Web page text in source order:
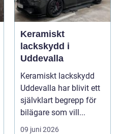
Keramiskt
lackskydd i
Uddevalla
Keramiskt lackskydd
Uddevalla har blivit ett
självklart begrepp för
bilägare som vill...
09 juni 2026